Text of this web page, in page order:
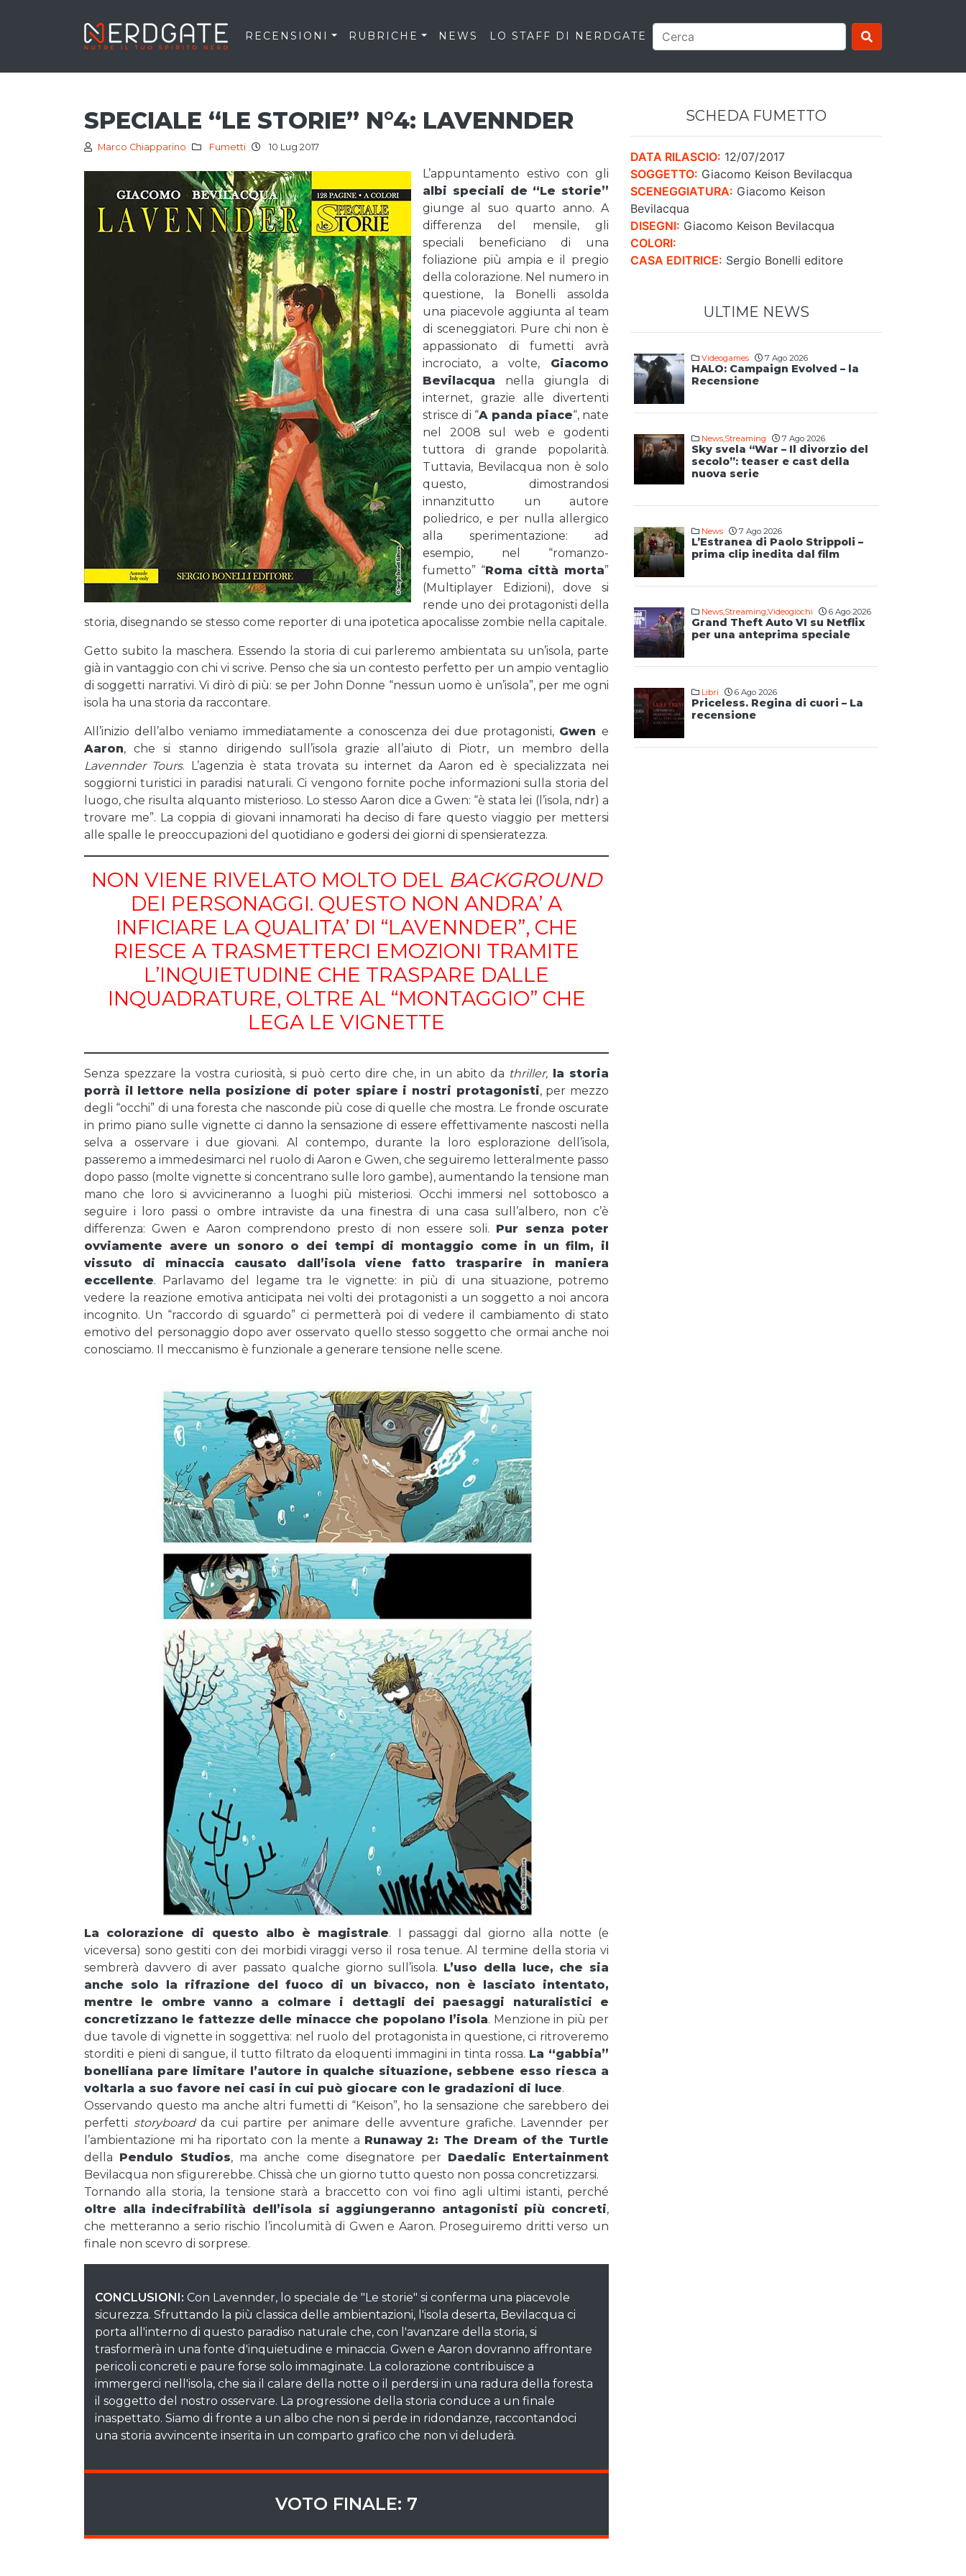
RECENSIONI RUBRICHE NEWS LO STAFF DI NERDGATE
SPECIALE “LE STORIE” N°4: LAVENNDER
Marco Chiapparino Fumetti 10 Lug 2017
L’appuntamento estivo con gli
albi speciali de “Le storie”
giunge al suo quarto anno. A
differenza del mensile, gli
speciali beneficiano di una
foliazione più ampia e il pregio
della colorazione. Nel numero in
questione, la Bonelli assolda
una piacevole aggiunta al team
di sceneggiatori. Pure chi non è
appassionato di fumetti avrà
incrociato, a volte, Giacomo
Bevilacqua nella giungla di
internet, grazie alle divertenti
strisce di “A panda piace“, nate
nel 2008 sul web e godenti
tuttora di grande popolarità.
Tuttavia, Bevilacqua non è solo
questo, dimostrandosi
innanzitutto un autore
poliedrico, e per nulla allergico
alla sperimentazione: ad
esempio, nel “romanzo-
fumetto” “Roma città morta”
(Multiplayer Edizioni), dove si
rende uno dei protagonisti della
storia, disegnando se stesso come reporter di una ipotetica apocalisse zombie nella capitale.
Getto subito la maschera. Essendo la storia di cui parleremo ambientata su un’isola, parte
già in vantaggio con chi vi scrive. Penso che sia un contesto perfetto per un ampio ventaglio
di soggetti narrativi. Vi dirò di più: se per John Donne “nessun uomo è un’isola”, per me ogni
isola ha una storia da raccontare.
All’inizio dell’albo veniamo immediatamente a conoscenza dei due protagonisti, Gwen e
Aaron, che si stanno dirigendo sull’isola grazie all’aiuto di Piotr, un membro della
Lavennder Tours. L’agenzia è stata trovata su internet da Aaron ed è specializzata nei
soggiorni turistici in paradisi naturali. Ci vengono fornite poche informazioni sulla storia del
luogo, che risulta alquanto misterioso. Lo stesso Aaron dice a Gwen: “è stata lei (l’isola, ndr) a
trovare me”. La coppia di giovani innamorati ha deciso di fare questo viaggio per mettersi
alle spalle le preoccupazioni del quotidiano e godersi dei giorni di spensieratezza.
NON VIENE RIVELATO MOLTO DEL BACKGROUND
DEI PERSONAGGI. QUESTO NON ANDRA’ A
INFICIARE LA QUALITA’ DI “LAVENNDER”, CHE
RIESCE A TRASMETTERCI EMOZIONI TRAMITE
L’INQUIETUDINE CHE TRASPARE DALLE
INQUADRATURE, OLTRE AL “MONTAGGIO” CHE
LEGA LE VIGNETTE
Senza spezzare la vostra curiosità, si può certo dire che, in un abito da thriller, la storia
porrà il lettore nella posizione di poter spiare i nostri protagonisti, per mezzo
degli “occhi” di una foresta che nasconde più cose di quelle che mostra. Le fronde oscurate
in primo piano sulle vignette ci danno la sensazione di essere effettivamente nascosti nella
selva a osservare i due giovani. Al contempo, durante la loro esplorazione dell’isola,
passeremo a immedesimarci nel ruolo di Aaron e Gwen, che seguiremo letteralmente passo
dopo passo (molte vignette si concentrano sulle loro gambe), aumentando la tensione man
mano che loro si avvicineranno a luoghi più misteriosi. Occhi immersi nel sottobosco a
seguire i loro passi o ombre intraviste da una finestra di una casa sull’albero, non c’è
differenza: Gwen e Aaron comprendono presto di non essere soli. Pur senza poter
ovviamente avere un sonoro o dei tempi di montaggio come in un film, il
vissuto di minaccia causato dall’isola viene fatto trasparire in maniera
eccellente. Parlavamo del legame tra le vignette: in più di una situazione, potremo
vedere la reazione emotiva anticipata nei volti dei protagonisti a un soggetto a noi ancora
incognito. Un “raccordo di sguardo” ci permetterà poi di vedere il cambiamento di stato
emotivo del personaggio dopo aver osservato quello stesso soggetto che ormai anche noi
conosciamo. Il meccanismo è funzionale a generare tensione nelle scene.
La colorazione di questo albo è magistrale. I passaggi dal giorno alla notte (e
viceversa) sono gestiti con dei morbidi viraggi verso il rosa tenue. Al termine della storia vi
sembrerà davvero di aver passato qualche giorno sull’isola. L’uso della luce, che sia
anche solo la rifrazione del fuoco di un bivacco, non è lasciato intentato,
mentre le ombre vanno a colmare i dettagli dei paesaggi naturalistici e
concretizzano le fattezze delle minacce che popolano l’isola. Menzione in più per
due tavole di vignette in soggettiva: nel ruolo del protagonista in questione, ci ritroveremo
storditi e pieni di sangue, il tutto filtrato da eloquenti immagini in tinta rossa. La “gabbia”
bonelliana pare limitare l’autore in qualche situazione, sebbene esso riesca a
voltarla a suo favore nei casi in cui può giocare con le gradazioni di luce.
Osservando questo ma anche altri fumetti di “Keison”, ho la sensazione che sarebbero dei
perfetti storyboardda cui partire per animare delle avventure grafiche. Lavennder per
l’ambientazione mi ha riportato con la mente a Runaway 2: The Dream of the Turtle
della Pendulo Studios, ma anche come disegnatore per Daedalic Entertainment
Bevilacqua non sfigurerebbe. Chissà che un giorno tutto questo non possa concretizzarsi.
Tornando alla storia, la tensione starà a braccetto con voi fino agli ultimi istanti, perché
oltre alla indecifrabilità dell’isola si aggiungeranno antagonisti più concreti,
che metteranno a serio rischio l’incolumità di Gwen e Aaron. Proseguiremo dritti verso un
finale non scevro di sorprese.
CONCLUSIONI: Con Lavennder, lo speciale de "Le storie" si conferma una piacevole
sicurezza. Sfruttando la più classica delle ambientazioni, l'isola deserta, Bevilacqua ci
porta all'interno di questo paradiso naturale che, con l'avanzare della storia, si
trasformerà in una fonte d'inquietudine e minaccia. Gwen e Aaron dovranno affrontare
pericoli concreti e paure forse solo immaginate. La colorazione contribuisce a
immergerci nell'isola, che sia il calare della notte o il perdersi in una radura della foresta
il soggetto del nostro osservare. La progressione della storia conduce a un finale
inaspettato. Siamo di fronte a un albo che non si perde in ridondanze, raccontandoci
una storia avvincente inserita in un comparto grafico che non vi deluderà.
VOTO FINALE: 7
SCHEDA FUMETTO
DATA RILASCIO: 12/07/2017
SOGGETTO: Giacomo Keison Bevilacqua
SCENEGGIATURA: Giacomo Keison
Bevilacqua
DISEGNI: Giacomo Keison Bevilacqua
COLORI:
CASA EDITRICE: Sergio Bonelli editore
ULTIME NEWS
Videogames 7 Ago 2026
HALO: Campaign Evolved – la
Recensione
News,Streaming 7 Ago 2026
Sky svela “War – Il divorzio del
secolo”: teaser e cast della
nuova serie
News 7 Ago 2026
L’Estranea di Paolo Strippoli –
prima clip inedita dal film
News,Streaming,Videogiochi 6 Ago 2026
Grand Theft Auto VI su Netflix
per una anteprima speciale
Libri 6 Ago 2026
Priceless. Regina di cuori – La
recensione